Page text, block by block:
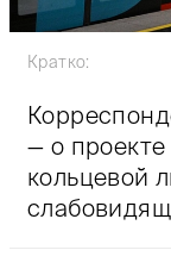
Кратко:
— о
кольцевой